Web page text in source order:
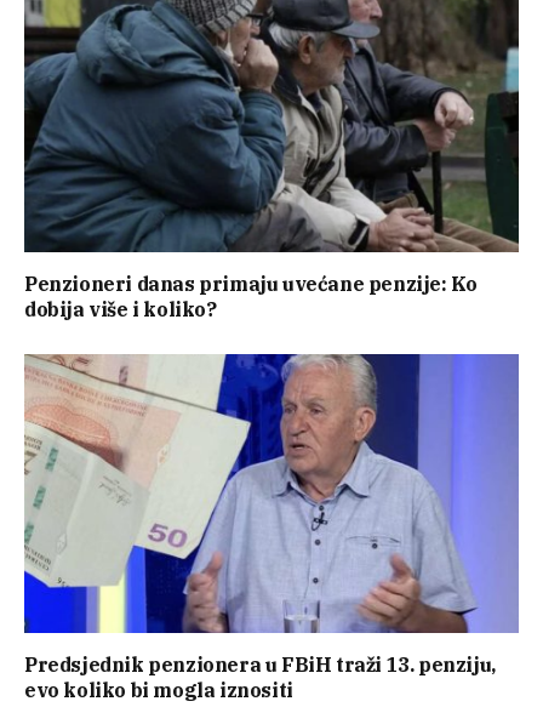
Penzioneri danas primaju uvećane penzije: Ko
dobija više i koliko?
Predsjednik penzionera u FBiH traži 13. penziju,
evo koliko bi mogla iznositi